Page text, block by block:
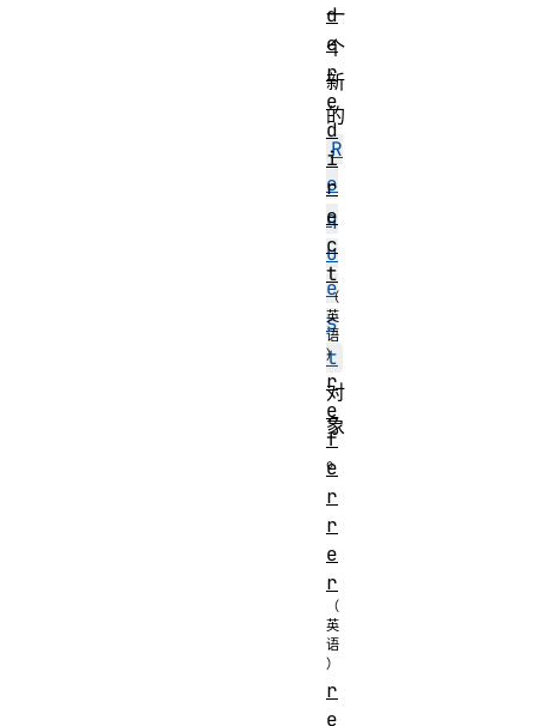
一
个
新
的
R
e
q
u
e
s
t
对
象
。
d
e
r
e
d
i
r
e
c
t
r
e
f
e
r
r
e
r
r
e